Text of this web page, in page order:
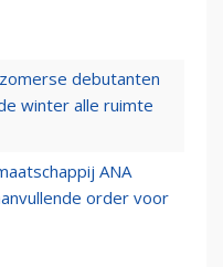
debutanten
winter alle ruimte
ANA
order voor